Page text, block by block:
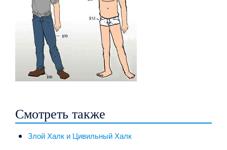
Смотреть также
Злой Халк и Цивильный Халк